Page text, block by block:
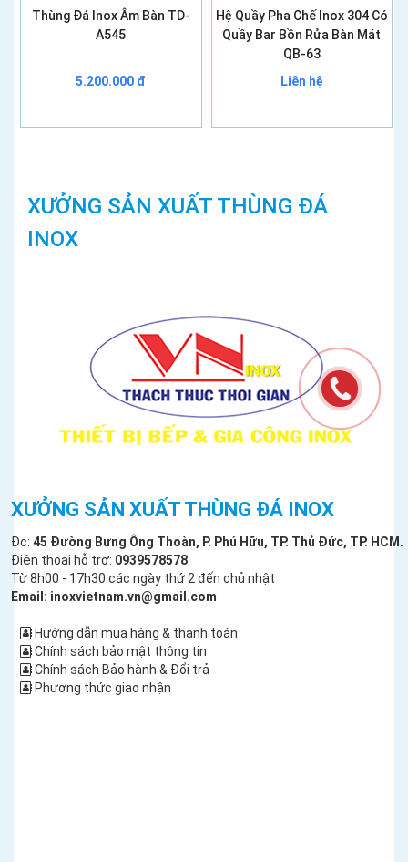
Thùng Đá Inox Âm Bàn TD-
A545
5.200.000 đ
Hệ Quầy Pha Chế Inox 304 Có
Quầy Bar Bồn Rửa Bàn Mát
QB-63
Liên hệ
XƯỞNG SẢN XUẤT THÙNG ĐÁ
INOX
XƯỞNG SẢN XUẤT THÙNG ĐÁ INOX
Đc: 45 Đường Bưng Ông Thoàn, P. Phú Hữu, TP. Thủ Đức, TP. HCM.
Điện thoại hỗ trợ: 0939578578
Từ 8h00 - 17h30 các ngày thứ 2 đến chủ nhật
Email: inoxvietnam.vn@gmail.com
Hướng dẫn mua hàng & thanh toán
Chính sách bảo mật thông tin
Chính sách Bảo hành & Đổi trả
Phương thức giao nhận